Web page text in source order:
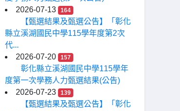
2026-07-13
164
【甄選結果及甄選公告】「彰化
縣立溪湖國民中學115學年度第2次
代...
2026-07-20
157
彰化縣立溪湖國民中學115學年
度第一次學務人力甄選結果(公告)
2026-07-23
139
【甄選結果及甄選公告】「彰化